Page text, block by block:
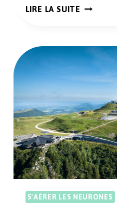
LIRE LA SUITE MOXY
PLUS
PERCHÉ
DES
BASSINS
À
S'AÉRER LES NEURONES